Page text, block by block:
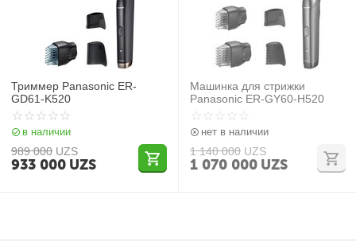
Триммер Panasonic ER-
GD61-K520
в наличии
989 000 UZS
933 000 UZS
Машинка для стрижки
Panasonic ER-GY60-H520
нет в наличии
1 140 000 UZS
1 070 000 UZS